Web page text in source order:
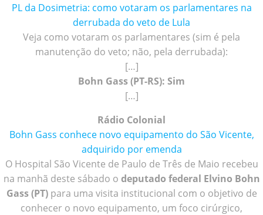
PL da Dosimetria: como votaram os parlamentares na
derrubada do veto de Lula
Veja como votaram os parlamentares (sim é pela
manutenção do veto; não, pela derrubada):
[…]
Bohn Gass (PT-RS): Sim
[…]
Rádio Colonial
Bohn Gass conhece novo equipamento do São Vicente,
adquirido por emenda
O Hospital São Vicente de Paulo de Três de Maio recebeu
na manhã deste sábado o deputado federal Elvino Bohn
Gass (PT)para uma visita institucional com o objetivo de
conhecer o novo equipamento, um foco cirúrgico,